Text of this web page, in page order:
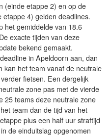
(einde etappe 2) en op de
4) gelden deadlines.
het gemiddelde van 18.6
exacte tijden van deze
bekend gemaakt.
in Apeldoorn aan, dan
kan het team vanaf de neutrale
fietsen. Een dergelijk
zone pas met de vierde
25 teams deze neutrale zone
team dan de tijd van het
plus een half uur straftijd
de einduitslag opgenomen